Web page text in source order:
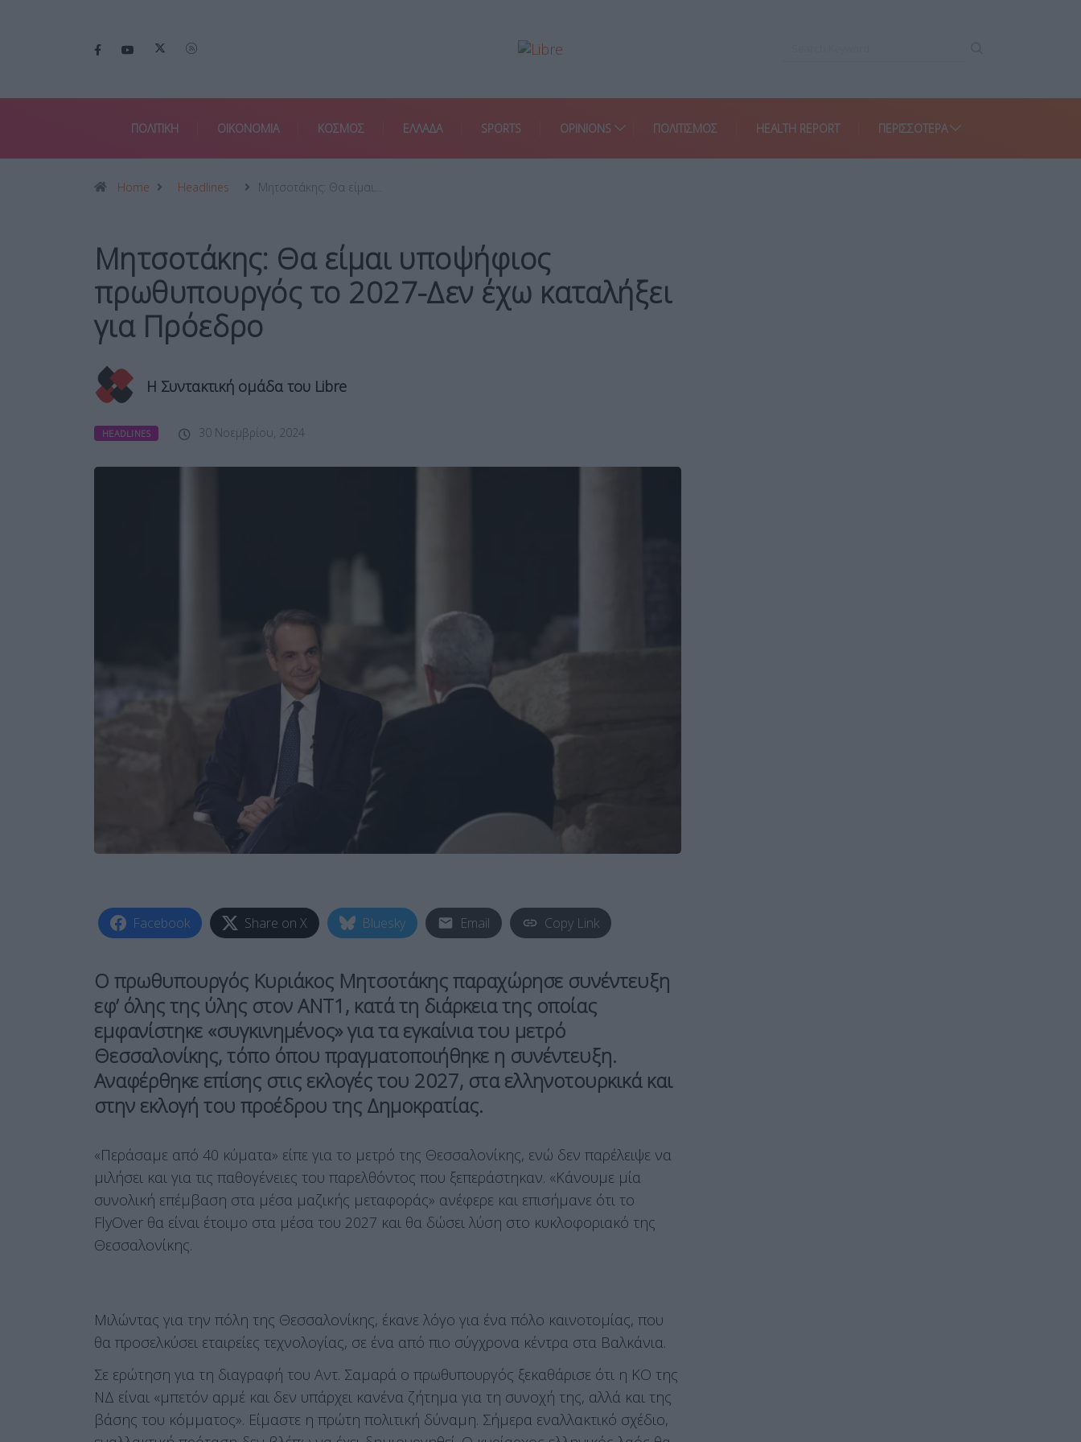
ΠΟΛΙΤΙΚΗ ΟΙΚΟΝΟΜΙΑ ΚΟΣΜΟΣ ΕΛΛΑΔΑ SPORTS OPINIONS ΠΟΛΙΤΙΣΜΟΣ HEALTH REPORT ΠΕΡΙΣΣΌΤΕΡΑ
Home Headlines Μητσοτάκης: Θα είμαι…
Μητσοτάκης: Θα είμαι υποψήφιος
πρωθυπουργός το 2027-Δεν έχω καταλήξει
για Πρόεδρο
Η Συντακτική ομάδα του Libre
HEADLINES 30 Νοεμβρίου, 2024
Facebook Share on X Bluesky Email Copy Link
Ο πρωθυπουργός Κυριάκος Μητσοτάκης παραχώρησε συνέντευξη
εφ’ όλης της ύλης στον ΑΝΤ1, κατά τη διάρκεια της οποίας
εμφανίστηκε «συγκινημένος» για τα εγκαίνια του μετρό
Θεσσαλονίκης, τόπο όπου πραγματοποιήθηκε η συνέντευξη.
Αναφέρθηκε επίσης στις εκλογές του 2027, στα ελληνοτουρκικά και
στην εκλογή του προέδρου της Δημοκρατίας.
«Περάσαμε από 40 κύματα» είπε για το μετρό της Θεσσαλονίκης, ενώ δεν παρέλειψε να
μιλήσει και για τις παθογένειες του παρελθόντος που ξεπεράστηκαν. «Κάνουμε μία
συνολική επέμβαση στα μέσα μαζικής μεταφοράς» ανέφερε και επισήμανε ότι το
FlyOver θα είναι έτοιμο στα μέσα του 2027 και θα δώσει λύση στο κυκλοφοριακό της
Θεσσαλονίκης.
Μιλώντας για την πόλη της Θεσσαλονίκης, έκανε λόγο για ένα πόλο καινοτομίας, που
θα προσελκύσει εταιρείες τεχνολογίας, σε ένα από πιο σύγχρονα κέντρα στα Βαλκάνια.
Σε ερώτηση για τη διαγραφή του Αντ. Σαμαρά ο πρωθυπουργός ξεκαθάρισε ότι η ΚΟ της
ΝΔ είναι «μπετόν αρμέ και δεν υπάρχει κανένα ζήτημα για τη συνοχή της, αλλά και της
βάσης του κόμματος». Είμαστε η πρώτη πολιτική δύναμη. Σήμερα εναλλακτικό σχέδιο,